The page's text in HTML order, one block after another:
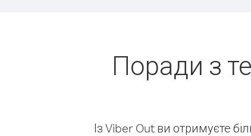
Поради з
Із Viber Out ви отримуєте